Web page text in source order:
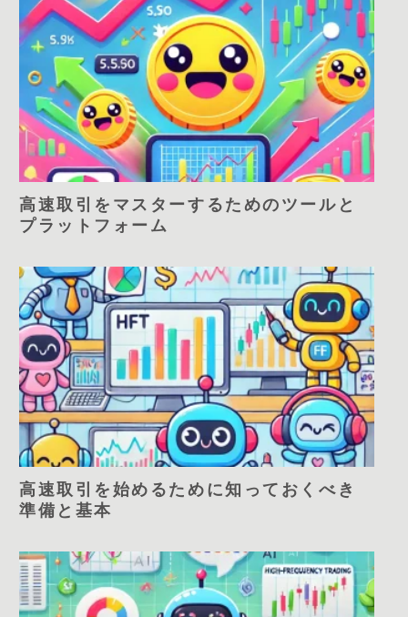
高速取引をマスターするためのツールと
プラットフォーム
高速取引を始めるために知っておくべき
準備と基本